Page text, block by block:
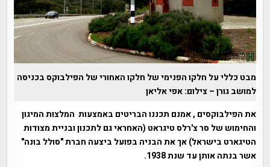
מבט כללי על חלקו הפנימי של חלקו האחורי של הפילבוקס בכניסה
למושב גורן – צילום: אפי אליאן
את הפילבוקסים , אמנם תכננו הבריטים באמצעות המלצות המיגון
והחימוש של סר צ'רלס טיגראט (האחראי גם לתכנון ובניית מצודות
הטיגארט בישראל) אך את הבניה בפועל ביצעה חברת "סולל בונה"
אשר בנתה אותן עד שנת 1938.